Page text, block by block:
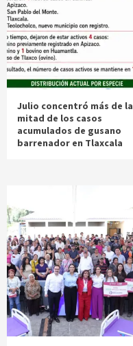
Julio concentró más de la
mitad de los casos
acumulados de gusano
barrenador en Tlaxcala